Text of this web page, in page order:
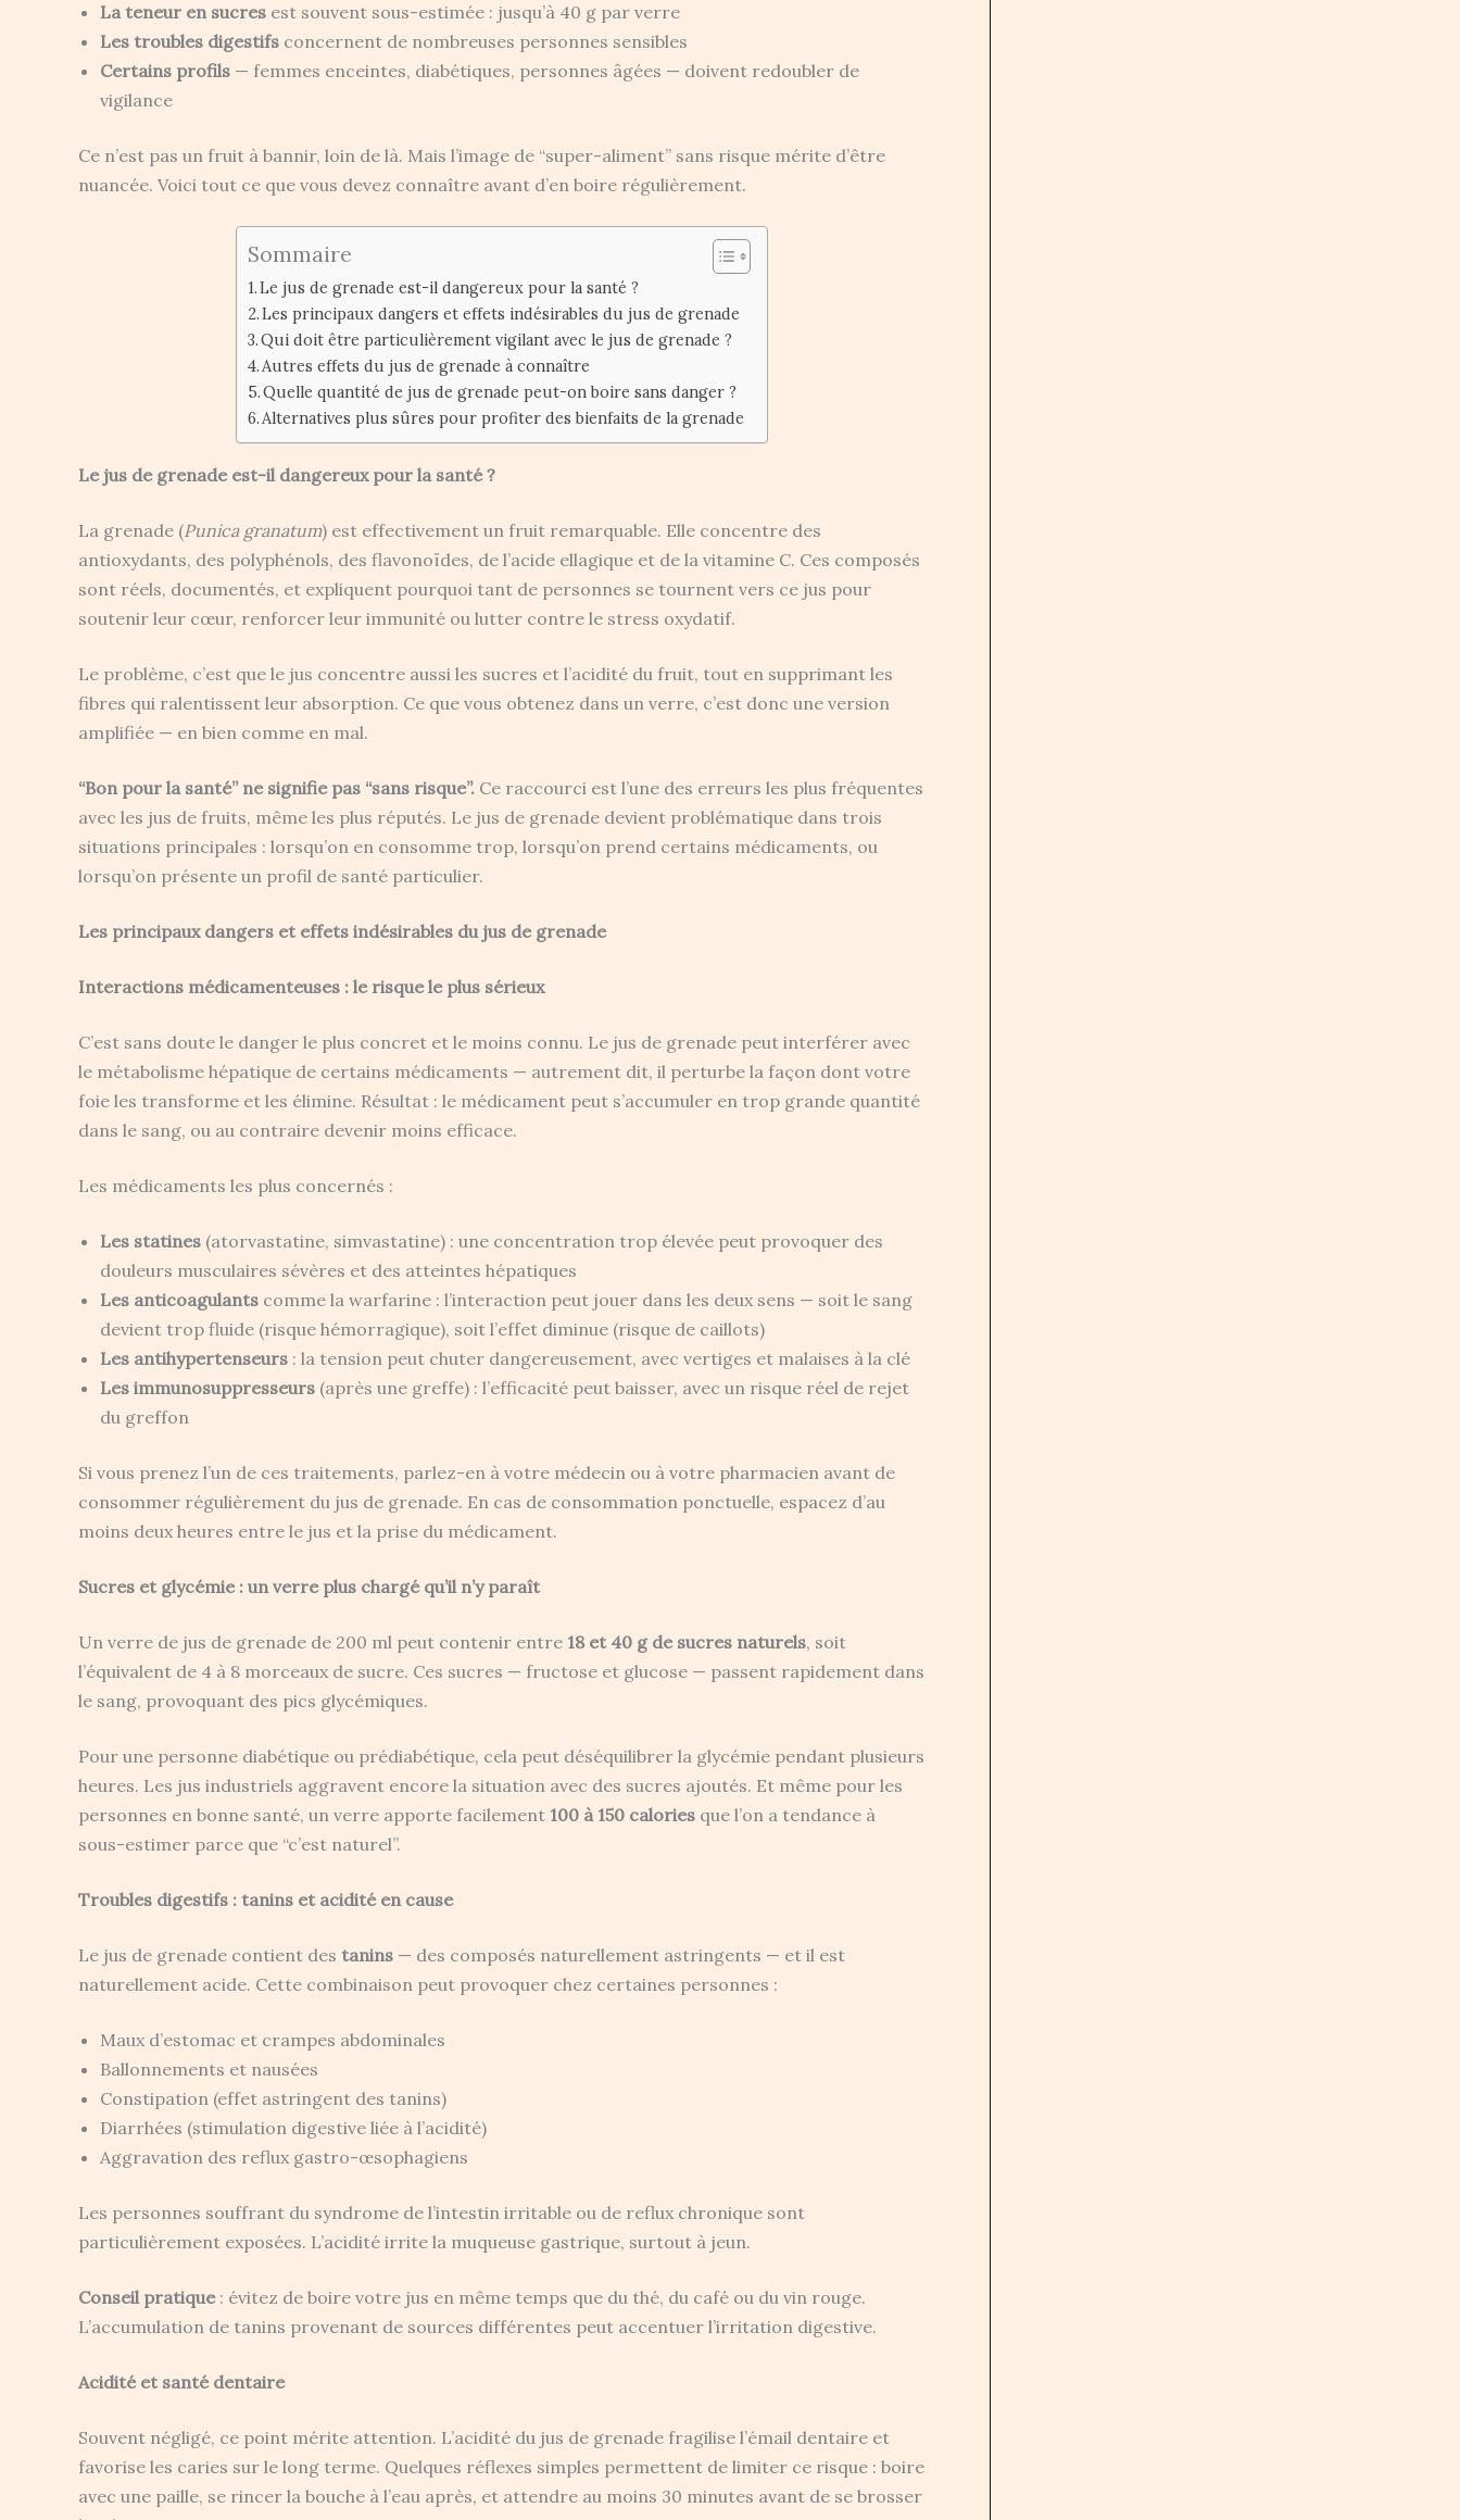
La teneur en sucres est souvent sous-estimée : jusqu’à 40 g par verre
Les troubles digestifs concernent de nombreuses personnes sensibles
Certains profils — femmes enceintes, diabétiques, personnes âgées — doivent redoubler de
vigilance
Ce n’est pas un fruit à bannir, loin de là. Mais l’image de “super-aliment” sans risque mérite d’être
nuancée. Voici tout ce que vous devez connaître avant d’en boire régulièrement.
Sommaire
Le jus de grenade est-il dangereux pour la santé ?
Les principaux dangers et effets indésirables du jus de grenade
Qui doit être particulièrement vigilant avec le jus de grenade ?
Autres effets du jus de grenade à connaître
Quelle quantité de jus de grenade peut-on boire sans danger ?
Alternatives plus sûres pour profiter des bienfaits de la grenade
Le jus de grenade est-il dangereux pour la santé ?
La grenade (Punica granatum) est effectivement un fruit remarquable. Elle concentre des
antioxydants, des polyphénols, des flavonoïdes, de l’acide ellagique et de la vitamine C. Ces composés
sont réels, documentés, et expliquent pourquoi tant de personnes se tournent vers ce jus pour
soutenir leur cœur, renforcer leur immunité ou lutter contre le stress oxydatif.
Le problème, c’est que le jus concentre aussi les sucres et l’acidité du fruit, tout en supprimant les
fibres qui ralentissent leur absorption. Ce que vous obtenez dans un verre, c’est donc une version
amplifiée — en bien comme en mal.
“Bon pour la santé” ne signifie pas “sans risque”. Ce raccourci est l’une des erreurs les plus fréquentes
avec les jus de fruits, même les plus réputés. Le jus de grenade devient problématique dans trois
situations principales : lorsqu’on en consomme trop, lorsqu’on prend certains médicaments, ou
lorsqu’on présente un profil de santé particulier.
Les principaux dangers et effets indésirables du jus de grenade
Interactions médicamenteuses : le risque le plus sérieux
C’est sans doute le danger le plus concret et le moins connu. Le jus de grenade peut interférer avec
le métabolisme hépatique de certains médicaments — autrement dit, il perturbe la façon dont votre
foie les transforme et les élimine. Résultat : le médicament peut s’accumuler en trop grande quantité
dans le sang, ou au contraire devenir moins efficace.
Les médicaments les plus concernés :
Les statines (atorvastatine, simvastatine) : une concentration trop élevée peut provoquer des
douleurs musculaires sévères et des atteintes hépatiques
Les anticoagulants comme la warfarine : l’interaction peut jouer dans les deux sens — soit le sang
devient trop fluide (risque hémorragique), soit l’effet diminue (risque de caillots)
Les antihypertenseurs : la tension peut chuter dangereusement, avec vertiges et malaises à la clé
Les immunosuppresseurs (après une greffe) : l’efficacité peut baisser, avec un risque réel de rejet
du greffon
Si vous prenez l’un de ces traitements, parlez-en à votre médecin ou à votre pharmacien avant de
consommer régulièrement du jus de grenade. En cas de consommation ponctuelle, espacez d’au
moins deux heures entre le jus et la prise du médicament.
Sucres et glycémie : un verre plus chargé qu’il n’y paraît
Un verre de jus de grenade de 200 ml peut contenir entre 18 et 40 g de sucres naturels, soit
l’équivalent de 4 à 8 morceaux de sucre. Ces sucres — fructose et glucose — passent rapidement dans
le sang, provoquant des pics glycémiques.
Pour une personne diabétique ou prédiabétique, cela peut déséquilibrer la glycémie pendant plusieurs
heures. Les jus industriels aggravent encore la situation avec des sucres ajoutés. Et même pour les
personnes en bonne santé, un verre apporte facilement 100 à 150 calories que l’on a tendance à
sous-estimer parce que “c’est naturel”.
Troubles digestifs : tanins et acidité en cause
Le jus de grenade contient des tanins — des composés naturellement astringents — et il est
naturellement acide. Cette combinaison peut provoquer chez certaines personnes :
Maux d’estomac et crampes abdominales
Ballonnements et nausées
Constipation (effet astringent des tanins)
Diarrhées (stimulation digestive liée à l’acidité)
Aggravation des reflux gastro-œsophagiens
Les personnes souffrant du syndrome de l’intestin irritable ou de reflux chronique sont
particulièrement exposées. L’acidité irrite la muqueuse gastrique, surtout à jeun.
Conseil pratique: évitez de boire votre jus en même temps que du thé, du café ou du vin rouge.
L’accumulation de tanins provenant de sources différentes peut accentuer l’irritation digestive.
Acidité et santé dentaire
Souvent négligé, ce point mérite attention. L’acidité du jus de grenade fragilise l’émail dentaire et
favorise les caries sur le long terme. Quelques réflexes simples permettent de limiter ce risque : boire
avec une paille, se rincer la bouche à l’eau après, et attendre au moins 30 minutes avant de se brosser